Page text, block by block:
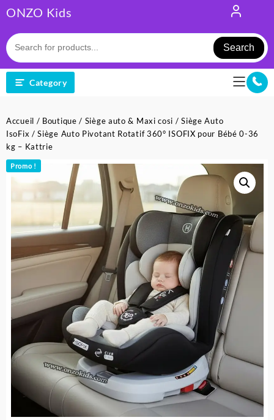
to
content
ONZO Kids
Search
Category
Accueil / Boutique / Siège auto & Maxi cosi /Siège Auto
IsoFix / Siège Auto Pivotant Rotatif 360° ISOFIX pour Bébé 0-36
kg – Kattrie
Promo !